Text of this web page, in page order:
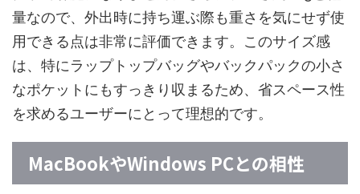
量なので、外出時に持ち運ぶ際も重さを気にせず使
用できる点は非常に評価できます。このサイズ感
は、特にラップトップバッグやバックパックの小さ
なポケットにもすっきり収まるため、省スペース性
を求めるユーザーにとって理想的です。
MacBookやWindows PCとの相性